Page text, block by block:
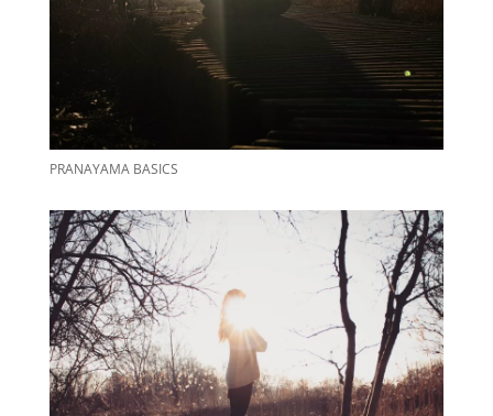
PRANAYAMA BASICS